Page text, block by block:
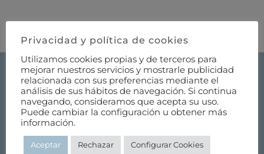
OFICINA OVIEDO
C. Cabo Noval, 12, Bajo
33007 Oviedo, Asturias, España
Ver enGoogle Maps
Teléfono: 985 20 83 03
Privacidad y política de cookies
Utilizamos cookies propias y de terceros para
mejorar nuestros servicios y mostrarle publicidad
relacionada con sus preferencias mediante el
análisis de sus hábitos de navegación. Si continua
navegando, consideramos que acepta su uso.
Puede cambiar la configuración u obtener más
información.
Aceptar Rechazar Configurar Cookies